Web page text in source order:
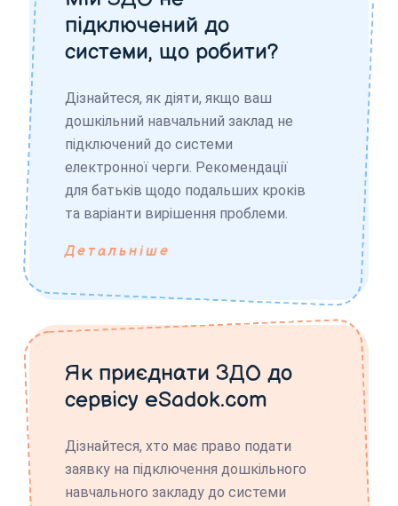
підключений до
системи, що робити?
Дізнайтеся, як діяти, якщо ваш
дошкільний навчальний заклад не
підключений до системи
електронної черги. Рекомендації
для батьків щодо подальших кроків
та варіанти вирішення проблеми.
Детальніше
Як приєднати ЗДО до
сервісу eSadok.com
Дізнайтеся, хто має право подати
заявку на підключення дошкільного
навчального закладу до системи